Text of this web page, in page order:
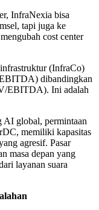
InfraNexia bisa
tapi juga ke
cost center
(InfraCo)
dibandingkan
EBITDA). Ini adalah
AI global, permintaan
memiliki kapasitas
agresif. Pasar
masa depan yang
layanan suara